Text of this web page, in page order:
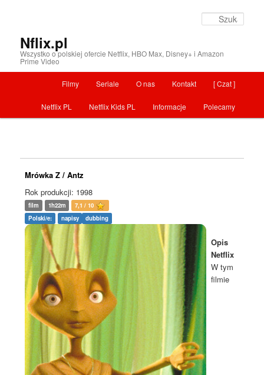
Nflix.pl
Wszystko o polskiej ofercie Netflix, HBO Max, Disney+ i Amazon
Prime Video
Menu główne
Przeskocz do tekstu [ Czat ]
Kontakt
O nas
Seriale
Filmy
Polecamy
Informacje
Netflix Kids PL
Netflix PL
Mrówka Z / Antz
Rok produkcji: 1998
film 1h22m
7,1 / 10
Polski/e:
napisy dubbing
Opis
Netflix
W tym
filmie